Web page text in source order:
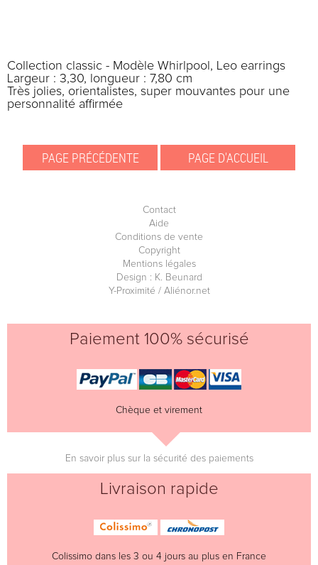
Collection classic - Modèle Whirlpool, Leo earrings
Largeur : 3,30, longueur : 7,80 cm
Très jolies, orientalistes, super mouvantes pour une
personnalité affirmée
Contact
Aide
Conditions de vente
Copyright
Mentions légales
Design : K. Beunard
Y-Proximité / Aliénor.net
Paiement 100% sécurisé
Chèque et virement
En savoir plus sur la sécurité des paiements
Livraison rapide
Colissimo dans les 3 ou 4 jours au plus en France